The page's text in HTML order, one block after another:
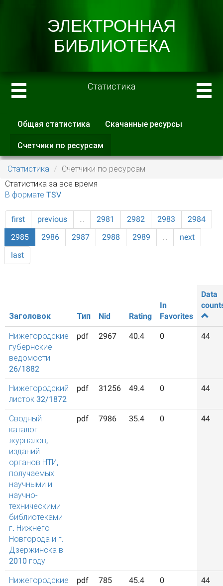
Статистика
Главные вкладки
Общая статистика Скачанные ресурсы
Счетчики по ресурсам
вкладка)
Статистика
Счетчики по ресурсам
Статистика за все время
В формате TSV
first previous … 2981 2982 2983
2984
2985
2986 2987 2988 2989 …
next
last
Заголовок Тип Nid Rating
In
Favorites
Data
Нижегородские
губернские
ведомости
26/1882
pdf 2967 40.4 0 44
Нижегородский
листок 32/1872
pdf 31256 49.4 0 44
Сводный
каталог
журналов,
изданий
органов НТИ,
получаемых
научными и
научно-
техническими
библиотеками
г. Нижнего
Новгорода и г.
Дзержинска в
2010 году
pdf 7986 35.4 0 44
Нижегородские
pdf 785 45.4 0 44